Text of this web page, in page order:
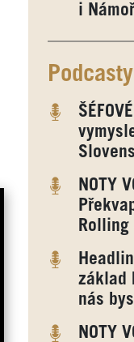
i
Podcasty
NOTY
Rolling
základ
nás
NOTY